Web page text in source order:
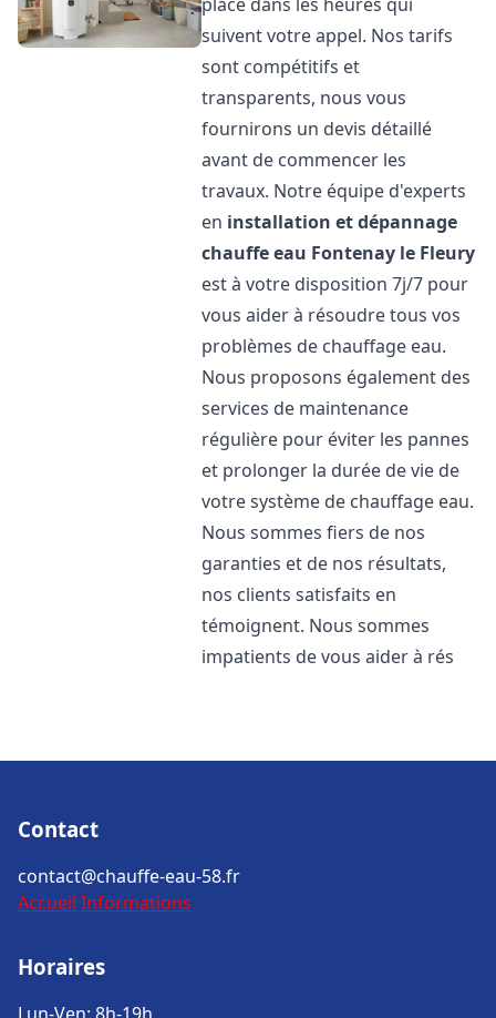
suivent votre appel. Nos tarifs
sont compétitifs et
transparents, nous vous
fournirons un devis détaillé
avant de commencer les
travaux. Notre équipe d'experts
en installation et dépannage
chauffe eau Fontenay le Fleury
est à votre disposition 7j/7 pour
vous aider à résoudre tous vos
problèmes de chauffage eau.
Nous proposons également des
services de maintenance
régulière pour éviter les pannes
et prolonger la durée de vie de
votre système de chauffage eau.
Nous sommes fiers de nos
garanties et de nos résultats,
nos clients satisfaits en
témoignent. Nous sommes
impatients de vous aider à rés
Contact
contact@chauffe-eau-58.fr
Accueil Informations
Horaires